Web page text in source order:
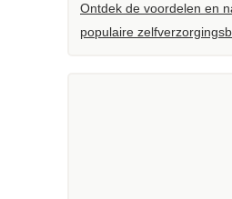
Ontdek de voordelen en
populaire